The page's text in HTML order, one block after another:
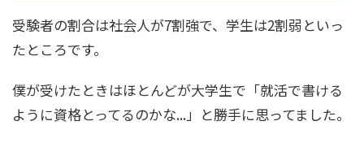
受験者の割合は社会人が7割強で、学生は2割弱といっ
たところです。
僕が受けたときはほとんどが大学生で「就活で書ける
ように資格とってるのかな...」と勝手に思ってました。